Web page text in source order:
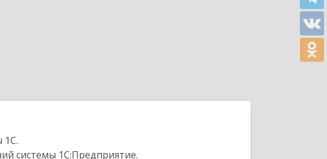
1С.
системы 1С:Предприятие.